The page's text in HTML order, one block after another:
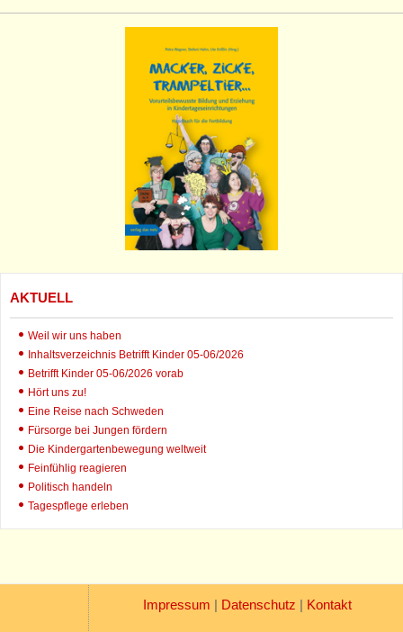
AKTUELL
Weil wir uns haben
Inhaltsverzeichnis Betrifft Kinder 05-06/2026
Betrifft Kinder 05-06/2026 vorab
Hört uns zu!
Eine Reise nach Schweden
Fürsorge bei Jungen fördern
Die Kindergartenbewegung weltweit
Feinfühlig reagieren
Politisch handeln
Tagespflege erleben
Impressum | Datenschutz | Kontakt